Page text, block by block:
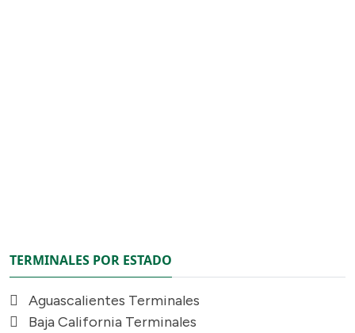
TERMINALES POR ESTADO
Aguascalientes Terminales
Baja California Terminales